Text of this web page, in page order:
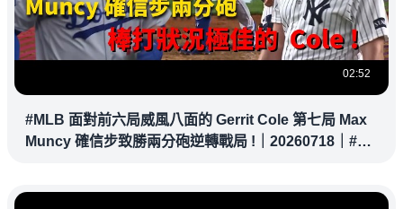
02:52
#MLB 面對前六局威風八面的 Gerrit Cole 第七局 Max
Muncy 確信步致勝兩分砲逆轉戰局 !｜20260718｜#洛